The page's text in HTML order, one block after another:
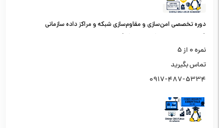
دوره تخصصی امن‌سازی و مقاوم‌سازی شبکه و مراکز داده سازمانی
(کارشناس امنیت شبکه سطح یک)
نمره0 از 5
تماس بگیرید
0917-487-5334